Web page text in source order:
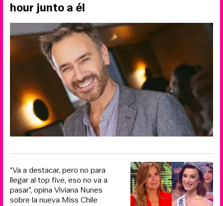
hour junto a él
“Va a destacar, pero no para
llegar al top five, eso no va a
pasar”, opina Viviana Nunes
sobre la nueva Miss Chile